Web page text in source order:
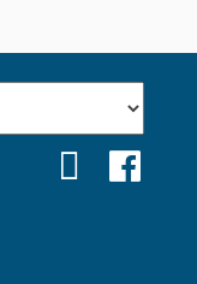
YOUTUBE